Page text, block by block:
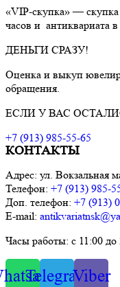
«VIP-скупка» —
часов и антиквариата
ДЕНЬГИ СРАЗУ!
Оценка и выкуп
обращения.
ЕСЛИ У ВАС
+7 (913) 985-55-65
КОНТАКТЫ
Адрес: ул. Вокзальная
Телефон: +7 (913) 985-
Доп. телефон: +7 (913)
E-mail:
Часы работы: с 11:00 до
TelegramViber